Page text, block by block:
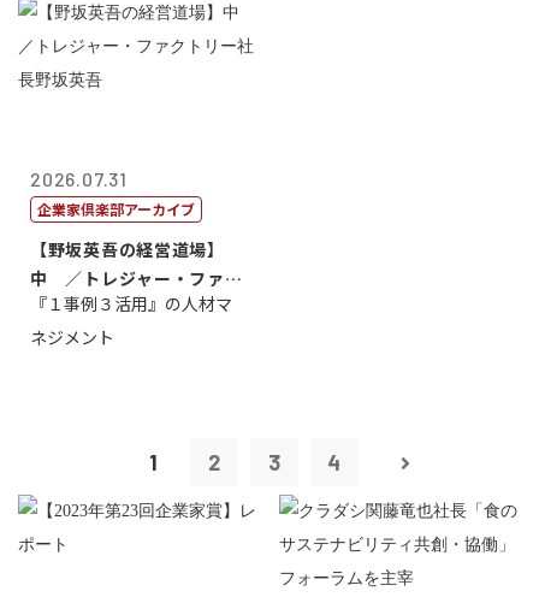
2026.07.31
企業家倶楽部アーカイブ
【野坂英吾の経営道場】
中 ／トレジャー・ファク
トリー社長野坂...
『１事例３活用』の人材マ
ネジメント
1 2 3 4